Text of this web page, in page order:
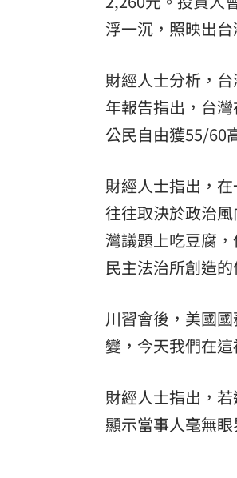
浮一沉，照映出
財經人士分析，
年報告指出，台
公民自由獲55/60
財經人士指出，
往往取決於政治
灣議題上吃豆腐
民主法治所創造
川習會後，美國
變，今天我們在
財經人士指出，
顯示當事人毫無眼